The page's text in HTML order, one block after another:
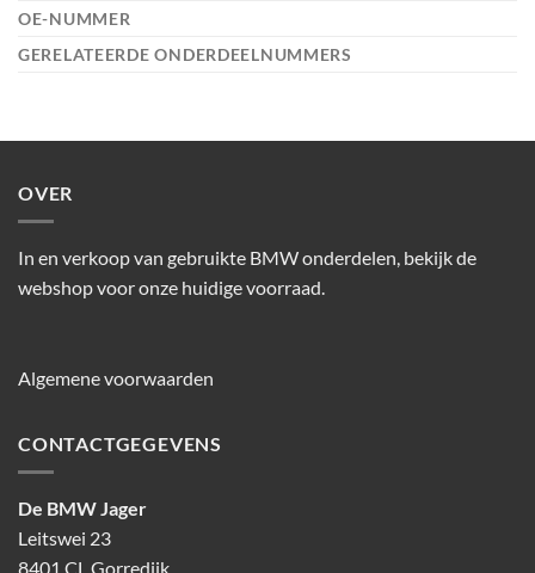
OE-NUMMER
GERELATEERDE ONDERDEELNUMMERS
OVER
In en verkoop van gebruikte BMW onderdelen, bekijk de
webshop voor onze huidige voorraad.
Algemene voorwaarden
CONTACTGEGEVENS
De BMW Jager
Leitswei 23
8401 CL Gorredijk